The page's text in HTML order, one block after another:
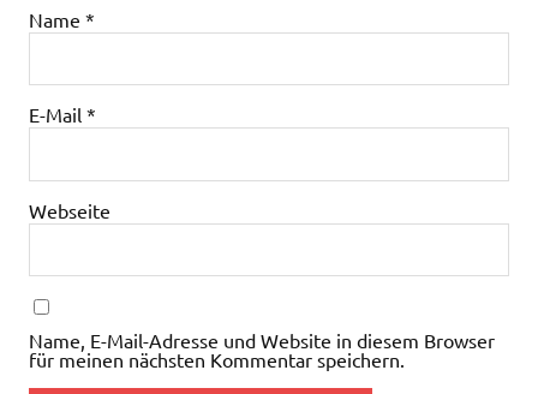
Name *
E-Mail *
Webseite
Name, E-Mail-Adresse und Website in diesem Browser
für meinen nächsten Kommentar speichern.